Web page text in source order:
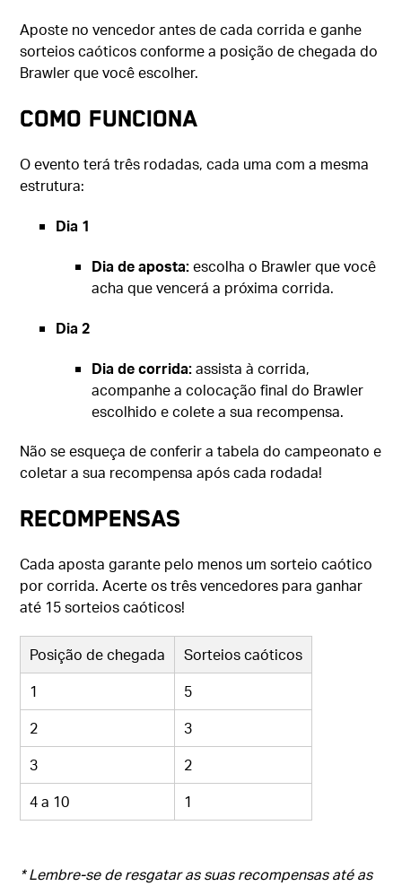
Aposte no vencedor antes de cada corrida e ganhe
sorteios caóticos conforme a posição de chegada do
Brawler que você escolher.
COMO FUNCIONA
O evento terá três rodadas, cada uma com a mesma
estrutura:
Dia 1
Dia de aposta:escolha o Brawler que você
acha que vencerá a próxima corrida.
Dia 2
Dia de corrida:assista à corrida,
acompanhe a colocação final do Brawler
escolhido e colete a sua recompensa.
Não se esqueça de conferir a tabela do campeonato e
coletar a sua recompensa após cada rodada!
RECOMPENSAS
Cada aposta garante pelo menos um sorteio caótico
por corrida. Acerte os três vencedores para ganhar
até 15 sorteios caóticos!
Posição de chegada
Sorteios caóticos
1
5
2
3
3
2
4 a 10
1
* Lembre-se de resgatar as suas recompensas até as